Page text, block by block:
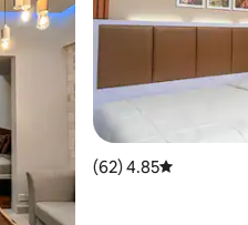
متوسط التقييم 4.85 من 5، 62 مراجعات
4.85 (62)